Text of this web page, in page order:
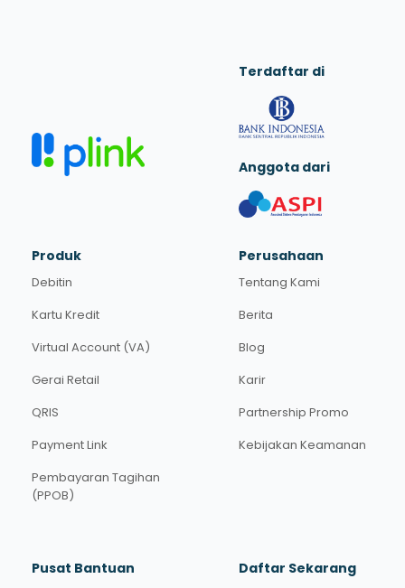
Terdaftar di
Anggota dari
Produk
Debitin
Kartu Kredit
Virtual Account (VA)
Gerai Retail
QRIS
Payment Link
Pembayaran Tagihan
(PPOB)
Perusahaan
Tentang Kami
Berita
Blog
Karir
Partnership Promo
Kebijakan Keamanan
Pusat Bantuan Daftar Sekarang